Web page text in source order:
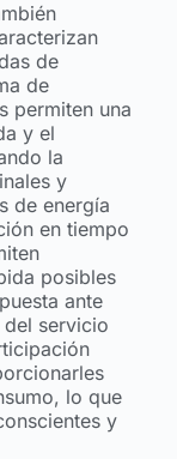
de
de
permiten una
y el
la
y
de energía
en tiempo
posibles
ante
servicio
lo que
y